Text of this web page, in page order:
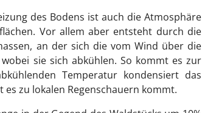
des Bodens ist auch die Atmosphäre
Vor allem aber entsteht durch die
an der sich die vom Wind über die
sie sich abkühlen. So kommt es zur
Temperatur kondensiert das
zu lokalen Regenschauern kommt.